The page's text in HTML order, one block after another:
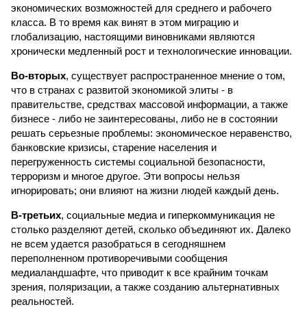
экономических возможностей для среднего и рабочего
класса. В то время как винят в этом миграцию и
глобализацию, настоящими виновниками являются
хронически медленный рост и технологические инновации.
Во-вторых, существует распространенное мнение о том,
что в странах с развитой экономикой элиты - в
правительстве, средствах массовой информации, а также
бизнесе - либо не заинтересованы, либо не в состоянии
решать серьезные проблемы: экономическое неравенство,
банковские кризисы, старение населения и
перегруженность системы социальной безопасности,
терроризм и многое другое. Эти вопросы нельзя
игнорировать; они влияют на жизни людей каждый день.
В-третьих, социальные медиа и гиперкоммуникация не
столько разделяют детей, сколько объединяют их. Далеко
не всем удается разобраться в сегодняшнем
переполненном противоречивыми сообщения
медиаландшафте, что приводит к все крайним точкам
зрения, поляризации, а также созданию альтернативных
реальностей.